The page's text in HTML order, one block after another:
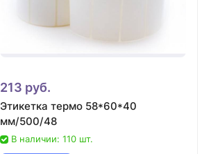
213 руб.
Этикетка термо 58*60*40
мм/500/48
В наличии: 110 шт.